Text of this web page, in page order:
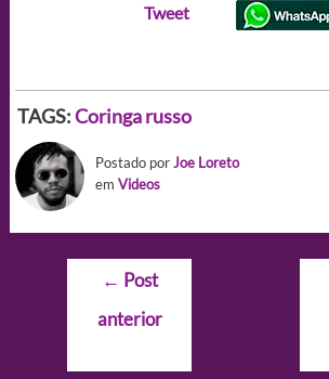
Tweet
TAGS:Coringa russo
Postado porJoe Loreto
em Videos
Navegação
Post
← Post
anterior